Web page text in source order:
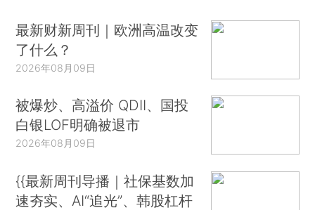
最新财新周刊｜欧洲高温改变
了什么？
2026年08月09日
被爆炒、高溢价 QDII、国投
白银LOF明确被退市
2026年08月09日
{{最新周刊导播｜社保基数加
速夯实、AI“追光”、韩股杠杆